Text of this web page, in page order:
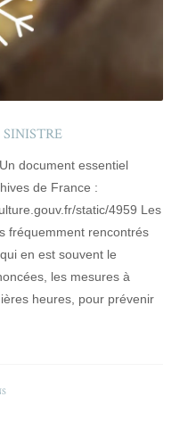
document essentiel
de France :
static/4959 Les
fréquemment rencontrés
en est souvent le
les mesures à
heures, pour prévenir